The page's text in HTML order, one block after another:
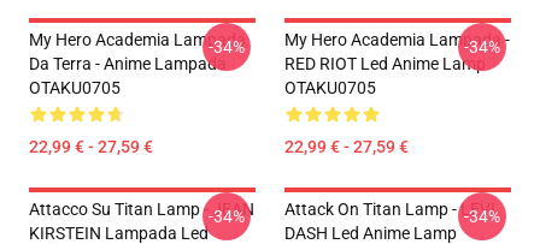
My Hero Academia Lampada
Da Terra - Anime Lampada
OTAKU0705
22,99 € - 27,59 €
-34%
My Hero Academia Lampada -
RED RIOT Led Anime Lamp
OTAKU0705
22,99 € - 27,59 €
-34%
Attacco Su Titan Lamp - JEAN
KIRSTEIN Lampada Led
-34%
Attack On Titan Lamp - LEVI
DASH Led Anime Lamp
-34%